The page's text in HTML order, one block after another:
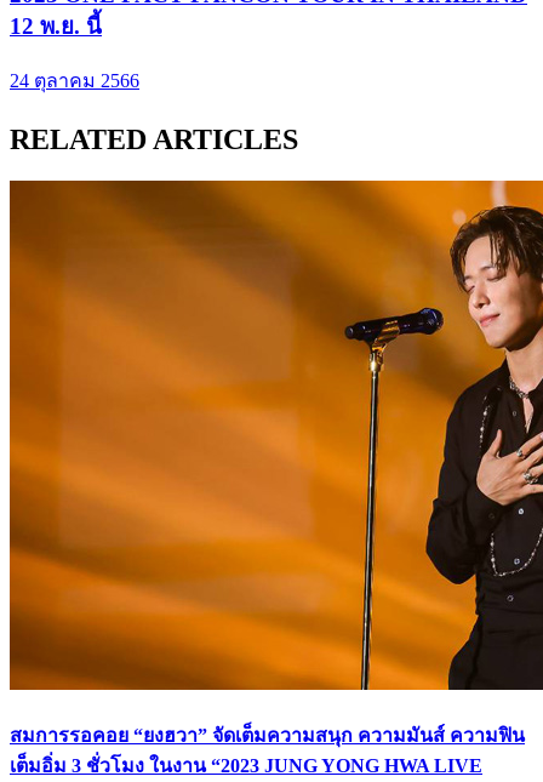
12 พ.ย. นี้
24 ตุลาคม 2566
RELATED ARTICLES
สมการรอคอย “ยงฮวา” จัดเต็มความสนุก ความมันส์ ความฟิน
เต็มอิ่ม 3 ชั่วโมง ในงาน “2023 JUNG YONG HWA LIVE